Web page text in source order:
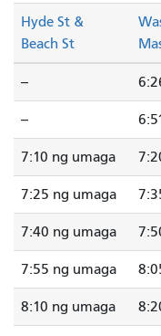
Hyde St &
Beach St
--
--
7:10 ng umaga
7:25 ng umaga
7:40 ng umaga
7:55 ng umaga
8:10 ng umaga